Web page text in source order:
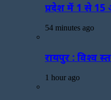
प्रदेश में 1 से 15
54 minutes ago
रायपुर : विश्व
1 hour ago